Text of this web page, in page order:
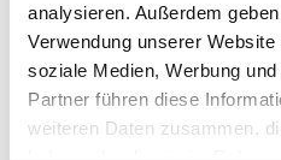
analysieren. Außerdem
Verwendung unserer
soziale Medien, Werbung
Partner führen diese
weiteren Daten zusammen,
Dies